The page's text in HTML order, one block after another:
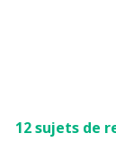
12 sujets de